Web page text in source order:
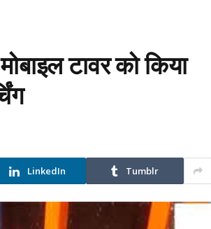
टावर को किया
LinkedIn Tumblr